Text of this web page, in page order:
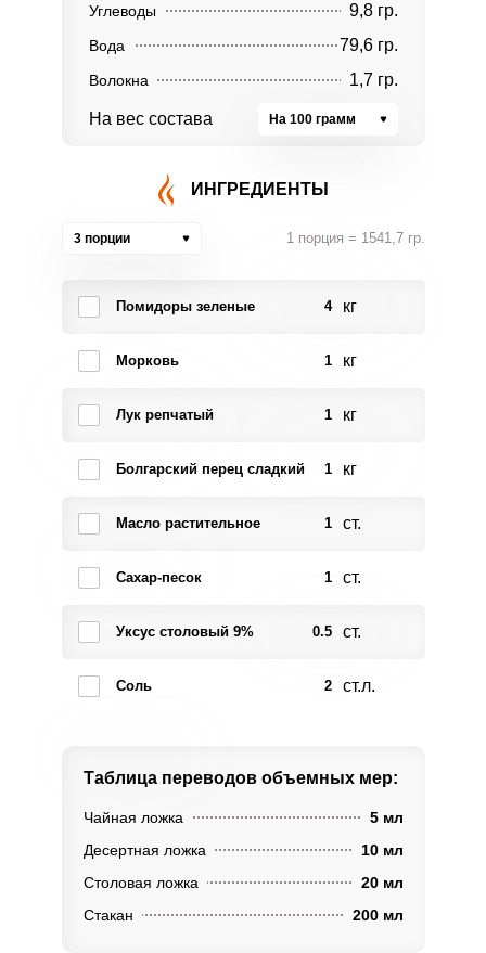
Углеводы 9,8 гр.
Вода 79,6 гр.
Волокна 1,7 гр.
На вес состава На 100 грамм
ИНГРЕДИЕНТЫ
3 порции 1 порция = 1541,7 гр.
Помидоры зеленые 4 кг
Морковь 1 кг
Лук репчатый 1 кг
Болгарский перец сладкий 1 кг
Масло растительное 1 ст.
Сахар-песок 1 ст.
Уксус столовый 9% 0.5 ст.
Соль 2 ст.л.
Таблица переводов объемных мер:
Чайная ложка
5 мл
Десертная ложка
10 мл
Столовая ложка
20 мл
Стакан
200 мл